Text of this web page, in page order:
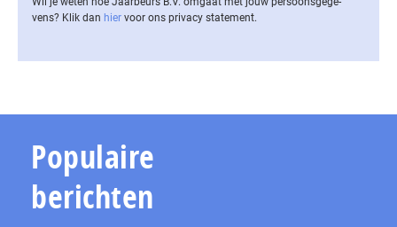
vens? Klik dan hier voor ons privacy statement.
Populaire
berichten